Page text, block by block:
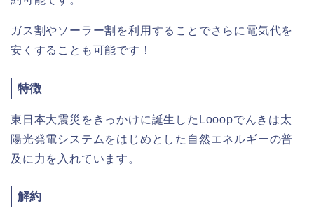
ガス割やソーラー割を利用することでさらに電気代を
安くすることも可能です！
特徴
東日本大震災をきっかけに誕生したLooopでんきは太
陽光発電システムをはじめとした自然エネルギーの普
及に力を入れています。
解約